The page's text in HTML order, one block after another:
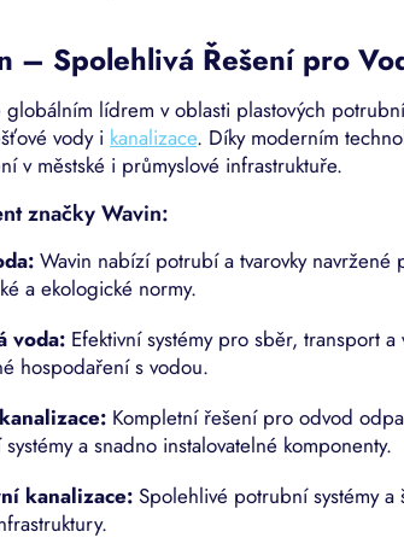
– Spolehlivá Řešení pro
globálním lídrem v oblasti plastových
vody i kanalizace. Díky moderním
v městské i průmyslové infrastruktuře.
značky Wavin:
Wavin nabízí potrubí a tvarovky
a ekologické normy.
voda: Efektivní systémy pro sběr, transport
hospodaření s vodou.
Kompletní řešení pro odvod
a snadno instalovatelné komponenty.
kanalizace: Spolehlivé potrubní systémy